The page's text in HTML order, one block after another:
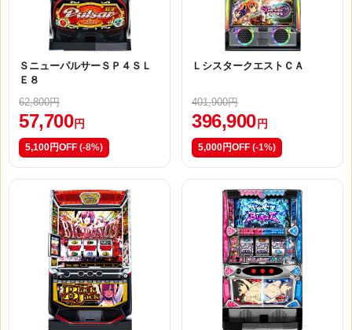
ＳニューパルサーＳＰ４ＳＬ
Ｅ８
62,800円
57,700円
5,100円OFF (-8%)
ＬシスタークエストＣＡ
401,900円
396,900円
5,000円OFF (-1%)